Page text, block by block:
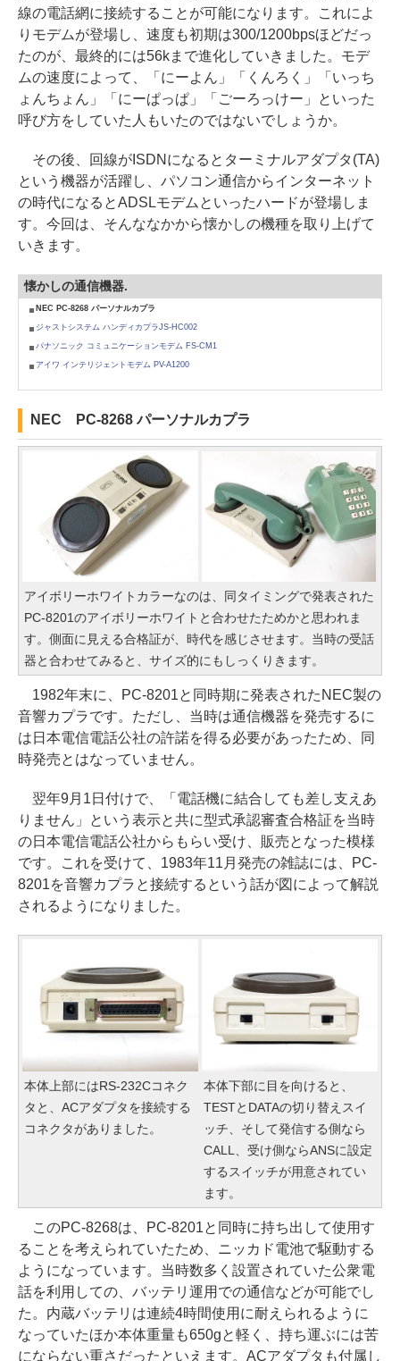
線の電話網に接続することが可能になります。これによ
りモデムが登場し、速度も初期は300/1200bpsほどだっ
たのが、最終的には56kまで進化していきました。モデ
ムの速度によって、「にーよん」「くんろく」「いっち
ょんちょん」「にーぱっぱ」「ごーろっけー」といった
呼び方をしていた人もいたのではないでしょうか。
その後、回線がISDNになるとターミナルアダプタ(TA)
という機器が活躍し、パソコン通信からインターネット
の時代になるとADSLモデムといったハードが登場しま
す。今回は、そんななかから懐かしの機種を取り上げて
いきます。
懐かしの通信機器.
NEC PC-8268 パーソナルカプラ
ジャストシステム ハンディカプラJS-HC002
パナソニック コミュニケーションモデム FS-CM1
アイワ インテリジェントモデム PV-A1200
NEC PC-8268 パーソナルカプラ
アイボリーホワイトカラーなのは、同タイミングで発表された
PC-8201のアイボリーホワイトと合わせたためかと思われま
す。側面に見える合格証が、時代を感じさせます。当時の受話
器と合わせてみると、サイズ的にもしっくりきます。
1982年末に、PC-8201と同時期に発表されたNEC製の
音響カプラです。ただし、当時は通信機器を発売するに
は日本電信電話公社の許諾を得る必要があったため、同
時発売とはなっていません。
翌年9月1日付けで、「電話機に結合しても差し支えあ
りません」という表示と共に型式承認審査合格証を当時
の日本電信電話公社からもらい受け、販売となった模様
です。これを受けて、1983年11月発売の雑誌には、PC-
8201を音響カプラと接続するという話が図によって解説
されるようになりました。
本体上部にはRS-232Cコネク
タと、ACアダプタを接続する
コネクタがありました。
本体下部に目を向けると、
TESTとDATAの切り替えスイ
ッチ、そして発信する側なら
CALL、受け側ならANSに設定
するスイッチが用意されてい
ます。
このPC-8268は、PC-8201と同時に持ち出して使用す
ることを考えられていたため、ニッカド電池で駆動する
ようになっています。当時数多く設置されていた公衆電
話を利用しての、バッテリ運用での通信などが可能でし
た。内蔵バッテリは連続4時間使用に耐えられるように
なっていたほか本体重量も650gと軽く、持ち運ぶには苦
にならない重さだったといえます。ACアダプタも付属し